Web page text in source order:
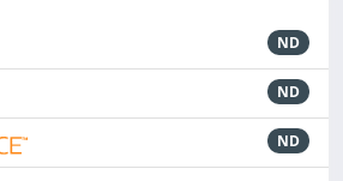
ND
ND
ND